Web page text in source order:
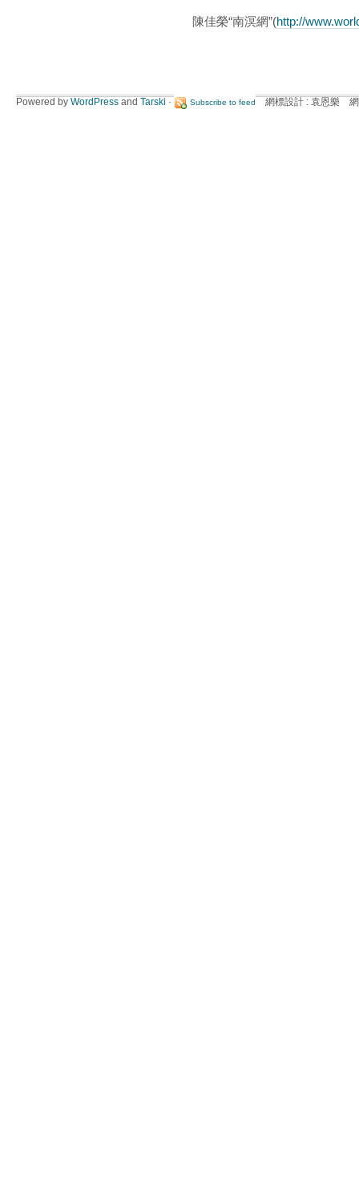
陳佳榮“南溟網”(http://
Powered by WordPress and Tarski · Subscribe to feed 網標設計 : 袁恩樂 網